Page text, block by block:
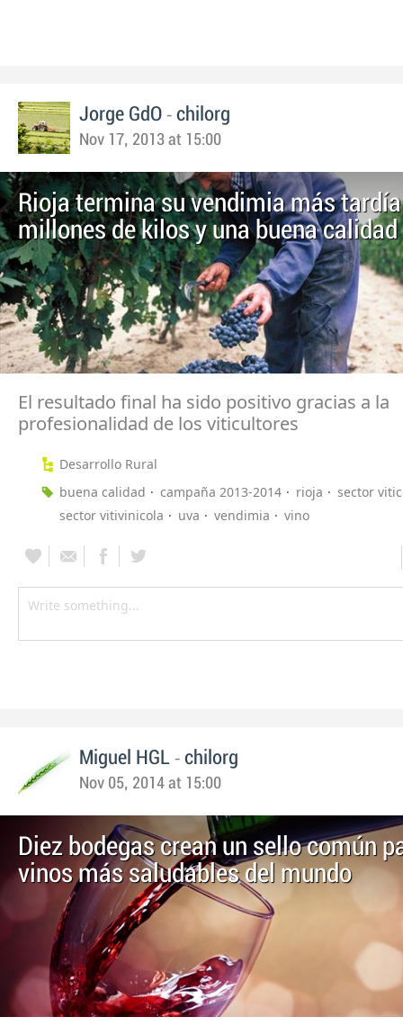
Jorge GdO - chilorg
Nov 17, 2013 at 15:00
Rioja termina su vendimia más
millones de kilos y una buena calidad
El resultado final ha sido positivo gracias a la
profesionalidad de los viticultores
Desarrollo Rural
buena calidad
campaña 2013-2014 rioja
sector
sector vitivinicola
uva vendimia vino
Miguel HGL - chilorg
Nov 05, 2014 at 15:00
Diez bodegas crean un sello común
vinos más saludables del mundo